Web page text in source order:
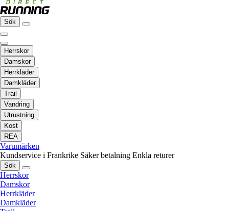
Sök
Herrskor
Damskor
Herrkläder
Damkläder
Trail
Vandring
Utrustning
Kost
REA
Varumärken
Kundservice i Frankrike Säker betalning Enkla returer
Sök
Herrskor
Damskor
Herrkläder
Damkläder